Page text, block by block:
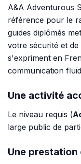
A&A Adventurous
référence pour le
guides diplômés
votre sécurité et de
s'expriment en
communication
Une activité
Le niveau requis (
large public de
Une prestation